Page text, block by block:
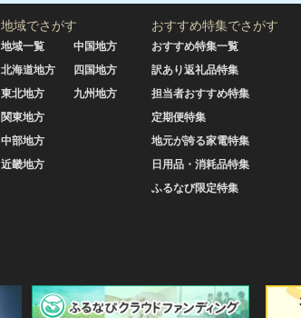
地域でさがす
地域一覧
北海道地方
東北地方
関東地方
中部地方
近畿地方
中国地方
四国地方
九州地方
おすすめ特集でさがす
おすすめ特集一覧
訳あり返礼品特集
担当者おすすめ特集
定期便特集
地元が誇る家電特集
日用品・消耗品特集
ふるなび限定特集